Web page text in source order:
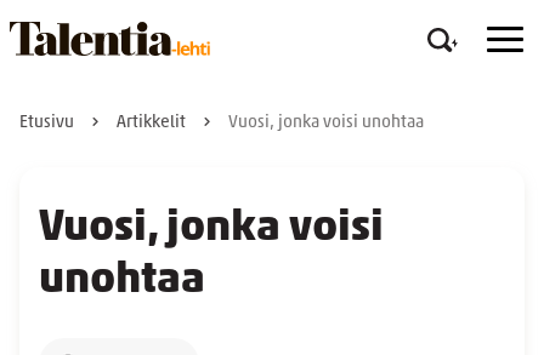
Etusivu Artikkelit Vuosi, jonka voisi unohtaa
Vuosi, jonka voisi
unohtaa